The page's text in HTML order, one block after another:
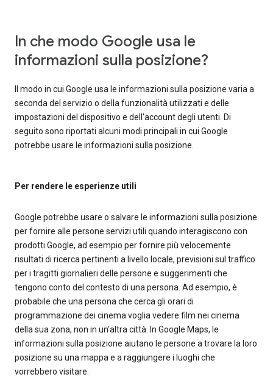
In che modo Google usa le
informazioni sulla posizione?
Il modo in cui Google usa le informazioni sulla posizione varia a
seconda del servizio o della funzionalità utilizzati e delle
impostazioni del dispositivo e dell'account degli utenti. Di
seguito sono riportati alcuni modi principali in cui Google
potrebbe usare le informazioni sulla posizione.
Per rendere le esperienze utili
Google potrebbe usare o salvare le informazioni sulla posizione
per fornire alle persone servizi utili quando interagiscono con
prodotti Google, ad esempio per fornire più velocemente
risultati di ricerca pertinenti a livello locale, previsioni sul traffico
per i tragitti giornalieri delle persone e suggerimenti che
tengono conto del contesto di una persona. Ad esempio, è
probabile che una persona che cerca gli orari di
programmazione dei cinema voglia vedere film nei cinema
della sua zona, non in un'altra città. In Google Maps, le
informazioni sulla posizione aiutano le persone a trovare la loro
posizione su una mappa e a raggiungere i luoghi che
vorrebbero visitare.